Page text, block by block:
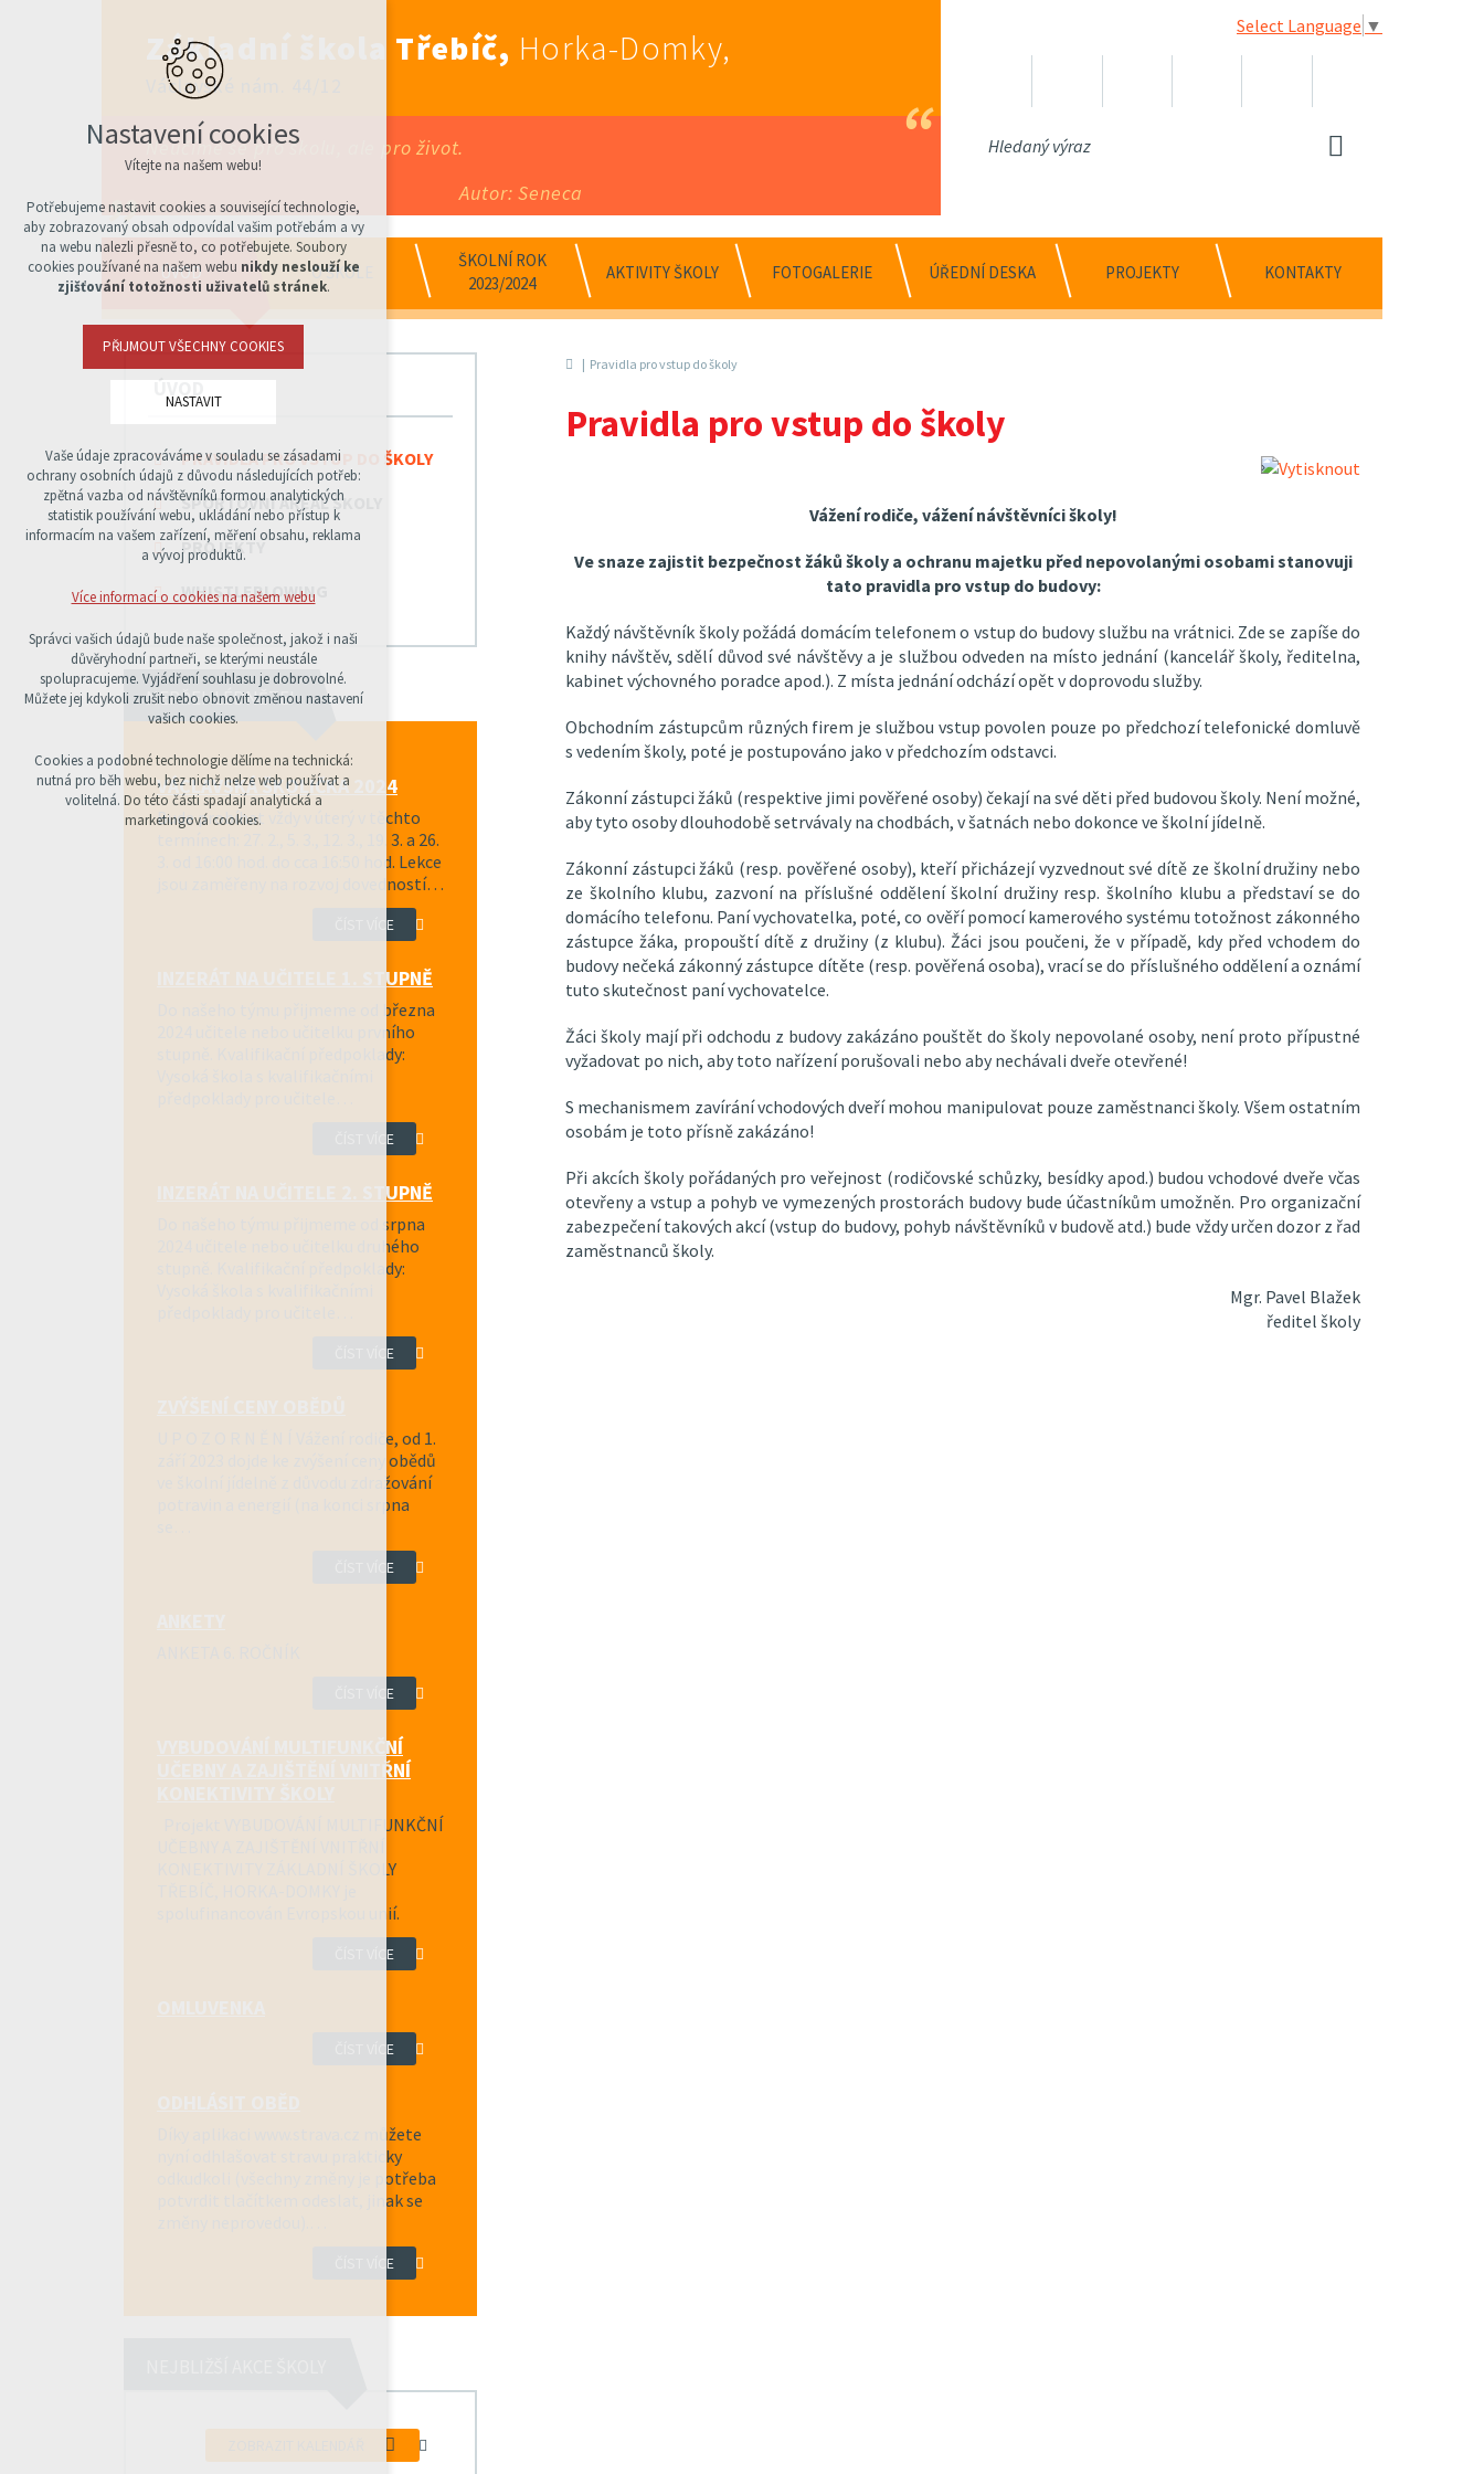
Základní škola Třebíč, Horka-Domky,
Václavské nám. 44/12
Neučíme se pro školu, ale pro život.
Autor: Seneca
Select Language ▼
ÚVOD O ŠKOLE
ŠKOLNÍ ROK
2023/2024
AKTIVITY ŠKOLY FOTOGALERIE ÚŘEDNÍ DESKA PROJEKTY KONTAKTY
Nastavení cookies
Vítejte na našem webu!
Potřebujeme nastavit cookies a související technologie,
aby zobrazovaný obsah odpovídal vašim potřebám a vy
na webu nalezli přesně to, co potřebujete. Soubory
cookies používané na našem webu nikdy neslouží ke
zjišťování totožnosti uživatelů stránek.
PŘIJMOUT VŠECHNY COOKIES
NASTAVIT
Technická cookies
nutná pro provozování webu
udržení kontextu stránek (session): případná
přihlášení, volby jazyka, apod.
analytická pro anonymizované vyhodnocení
návštěvnosti
marketingová cookies (Google)
Více informací o cookies na našem webu
ODMÍTNOUT VŠE
Vaše údaje zpracováváme v souladu se zásadami
ochrany osobních údajů z důvodu následujících potřeb:
zpětná vazba od návštěvníků formou analytických
statistik používání webu, ukládání nebo přístup k
informacím na vašem zařízení, měření obsahu, reklama
a vývoj produktů.
Více informací o cookies na našem webu
Správci vašich údajů bude naše společnost, jakož i naši
důvěryhodní partneři, se kterými neustále
spolupracujeme. Vyjádření souhlasu je dobrovolné.
Můžete jej kdykoli zrušit nebo obnovit změnou nastavení
vašich cookies.
Cookies a podobné technologie dělíme na technická:
nutná pro běh webu, bez nichž nelze web používat a
volitelná. Do této části spadají analytická a
marketingová cookies.
Pravidla pro vstup do školy
Pravidla pro vstup do školy
Vážení rodiče, vážení návštěvníci školy!
Ve snaze zajistit bezpečnost žáků školy a ochranu majetku před nepovolanými osobami stanovuji
tato pravidla pro vstup do budovy:
Každý návštěvník školy požádá domácím telefonem o vstup do budovy službu na vrátnici. Zde se zapíše do
knihy návštěv, sdělí důvod své návštěvy a je službou odveden na místo jednání (kancelář školy, ředitelna,
kabinet výchovného poradce apod.). Z místa jednání odchází opět v doprovodu služby.
Obchodním zástupcům různých firem je službou vstup povolen pouze po předchozí telefonické domluvě
s vedením školy, poté je postupováno jako v předchozím odstavci.
Zákonní zástupci žáků (respektive jimi pověřené osoby) čekají na své děti před budovou školy. Není možné,
aby tyto osoby dlouhodobě setrvávaly na chodbách, v šatnách nebo dokonce ve školní jídelně.
Zákonní zástupci žáků (resp. pověřené osoby), kteří přicházejí vyzvednout své dítě ze školní družiny nebo
ze školního klubu, zazvoní na příslušné oddělení školní družiny resp. školního klubu a představí se do
domácího telefonu. Paní vychovatelka, poté, co ověří pomocí kamerového systému totožnost zákonného
zástupce žáka, propouští dítě z družiny (z klubu). Žáci jsou poučeni, že v případě, kdy před vchodem do
budovy nečeká zákonný zástupce dítěte (resp. pověřená osoba), vrací se do příslušného oddělení a oznámí
tuto skutečnost paní vychovatelce.
Žáci školy mají při odchodu z budovy zakázáno pouštět do školy nepovolané osoby, není proto přípustné
vyžadovat po nich, aby toto nařízení porušovali nebo aby nechávali dveře otevřené!
S mechanismem zavírání vchodových dveří mohou manipulovat pouze zaměstnanci školy. Všem ostatním
osobám je toto přísně zakázáno!
Při akcích školy pořádaných pro veřejnost (rodičovské schůzky, besídky apod.) budou vchodové dveře včas
otevřeny a vstup a pohyb ve vymezených prostorách budovy bude účastníkům umožněn. Pro organizační
zabezpečení takových akcí (vstup do budovy, pohyb návštěvníků v budově atd.) bude vždy určen dozor z řad
zaměstnanců školy.
Mgr. Pavel Blažek
ředitel školy
ÚVOD
PRAVIDLA PRO VSTUP DO ŠKOLY
SPORTOVNÍ AREÁL ŠKOLY
PROJEKTY
WHISTLEBLOWING
NEPŘEHLÉDNĚTE!
VÁCLAVSKÁ ŠKOLIČKA 2024
Bude probíhat vždy v úterý v těchto
termínech: 27. 2., 5. 3., 12. 3., 19. 3. a 26.
3. od 16:00 hod. do cca 16:50 hod. Lekce
jsou zaměřeny na rozvoj dovedností…
ČÍST VÍCE
INZERÁT NA UČITELE 1. STUPNĚ
Do našeho týmu přijmeme od března
2024 učitele nebo učitelku prvního
stupně. Kvalifikační předpoklady:
ČÍST VÍCE
INZERÁT NA UČITELE 2. STUPNĚ
Do našeho týmu přijmeme od srpna
2024 učitele nebo učitelku druhého
stupně. Kvalifikační předpoklady:
ČÍST VÍCE
U P O Z O R N Ě N Í Vážení rodiče, od 1.
září 2023 dojde ke zvýšení ceny obědů
ve školní jídelně z důvodu zdražování
potravin a energií (na konci srpna
ČÍST VÍCE
ČÍST VÍCE
VYBUDOVÁNÍ MULTIFUNKČNÍ
UČEBNY A ZAJIŠTĚNÍ VNITŘNÍ
Projekt VYBUDOVÁNÍ MULTIFUNKČNÍ
KONEKTIVITY ZÁKLADNÍ ŠKOLY
spolufinancován Evropskou unií.
ČÍST VÍCE
ČÍST VÍCE
Díky aplikaci www.strava.cz můžete
nyní odhlašovat stravu prakticky
odkudkoli (všechny změny je potřeba
potvrdit tlačítkem odeslat, jinak se
ČÍST VÍCE